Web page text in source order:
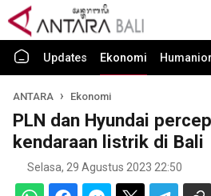
Updates Ekonomi
ANTARA Ekonomi
PLN dan Hyundai
kendaraan listrik di Bali
Selasa, 29 Agustus 2023 22:50